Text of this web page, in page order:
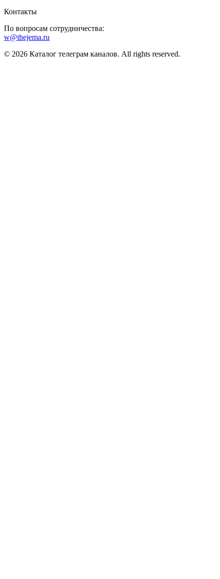
Контакты
По вопросам сотрудничества:
w@thejema.ru
© 2026 Каталог телеграм каналов. All rights reserved.